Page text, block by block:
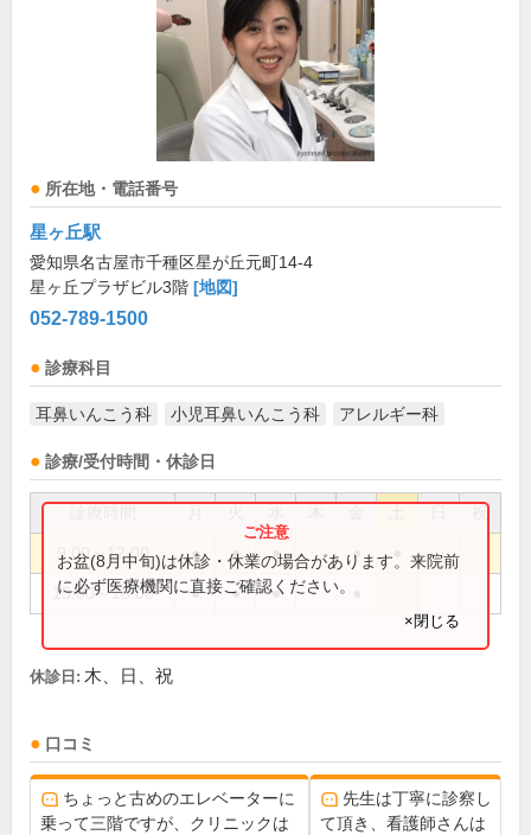
所在地・電話番号
星ヶ丘駅
愛知県名古屋市千種区星が丘元町14-4
星ヶ丘プラザビル3階 [地図]
052-789-1500
診療科目
耳鼻いんこう科 小児耳鼻いんこう科 アレルギー科
診療/受付時間・休診日
祝
9:00～12:00 ● ● ● ●
15:00～18:00 ● ● ●
お盆(8月中旬)は休診・休業の場合があります。来院前
に必ず医療機関に直接ご確認ください。
×閉じる
休診日: 木、日、祝
口コミ
ちょっと古めのエレベーターに
乗って三階ですが、クリニックは
先生は丁寧に診察し
て頂き、看護師さんは